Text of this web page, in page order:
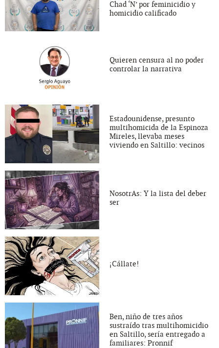
Chad ‘N’ por feminicidio y
homicidio calificado
Quieren censura al no poder
controlar la narrativa
Estadounidense, presunto
multihomicida de la Espinoza
Mireles, llevaba meses
viviendo en Saltillo: vecinos
NosotrAs: Y la lista del deber
ser
¡Cállate!
Ben, niño de tres años
sustraído tras multihomicidio
en Saltillo, sería entregado a
familiares: Pronnif